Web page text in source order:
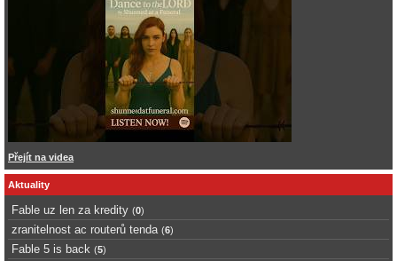
Přejít na videa
Aktuality
Fable uz len za kredity (0)
zranitelnost ac routerů tenda (6)
Fable 5 is back (5)